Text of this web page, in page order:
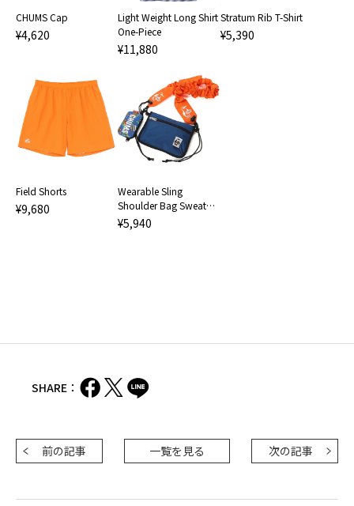
CHUMS Cap
¥4,620
Light Weight Long Shirt
One-Piece
¥11,880
Stratum Rib T-Shirt
¥5,390
Field Shorts
¥9,680
Wearable Sling
Shoulder Bag Sweat
Nylon
¥5,940
SHARE：
前の記事 一覧を見る 次の記事